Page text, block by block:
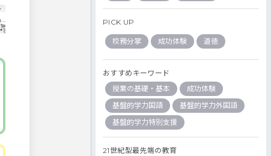
PICK UP
校務分掌 成功体験 道徳
おすすめキーワード
授業の基礎・基本
成功体験
基盤的学力国語
基盤的学力外国語
基盤的学力特別支援
21世紀型最先端の教育